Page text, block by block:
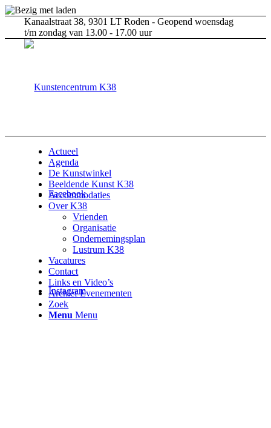
Kanaalstraat 38, 9301 LT Roden - Geopend woensdag
t/m zondag van 13.00 - 17.00 uur
Facebook
Instagram
Actueel
Agenda
De Kunstwinkel
Beeldende Kunst K38
Accommodaties
Over K38
Vrienden
Organisatie
Ondernemingsplan
Lustrum K38
Vacatures
Contact
Links en Video’s
Archief Evenementen
Zoek
Menu Menu